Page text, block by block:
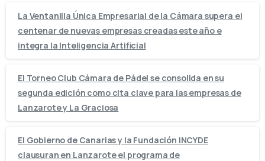
La Ventanilla Única Empresarial de la Cámara supera el
centenar de nuevas empresas creadas este año e
integra la Inteligencia Artificial
El Torneo Club Cámara de Pádel se consolida en su
segunda edición como cita clave para las empresas de
Lanzarote y La Graciosa
El Gobierno de Canarias y la Fundación INCYDE
clausuran en Lanzarote el programa de